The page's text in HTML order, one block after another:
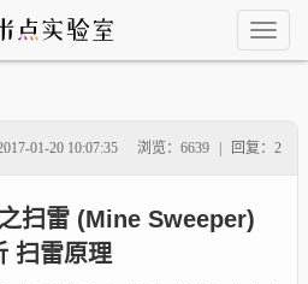
01-20 10:07:35 浏览：6639 回复：2
扫雷 (Mine Sweeper)
扫雷原理